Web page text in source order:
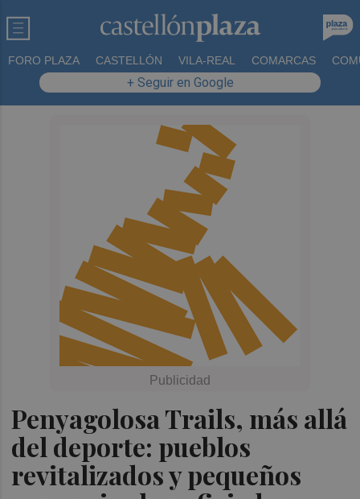
FORO PLAZA CASTELLÓN VILA-REAL COMARCAS
+ Seguir en Google
Penyagolosa Trails, más allá
del deporte: pueblos
revitalizados y pequeños